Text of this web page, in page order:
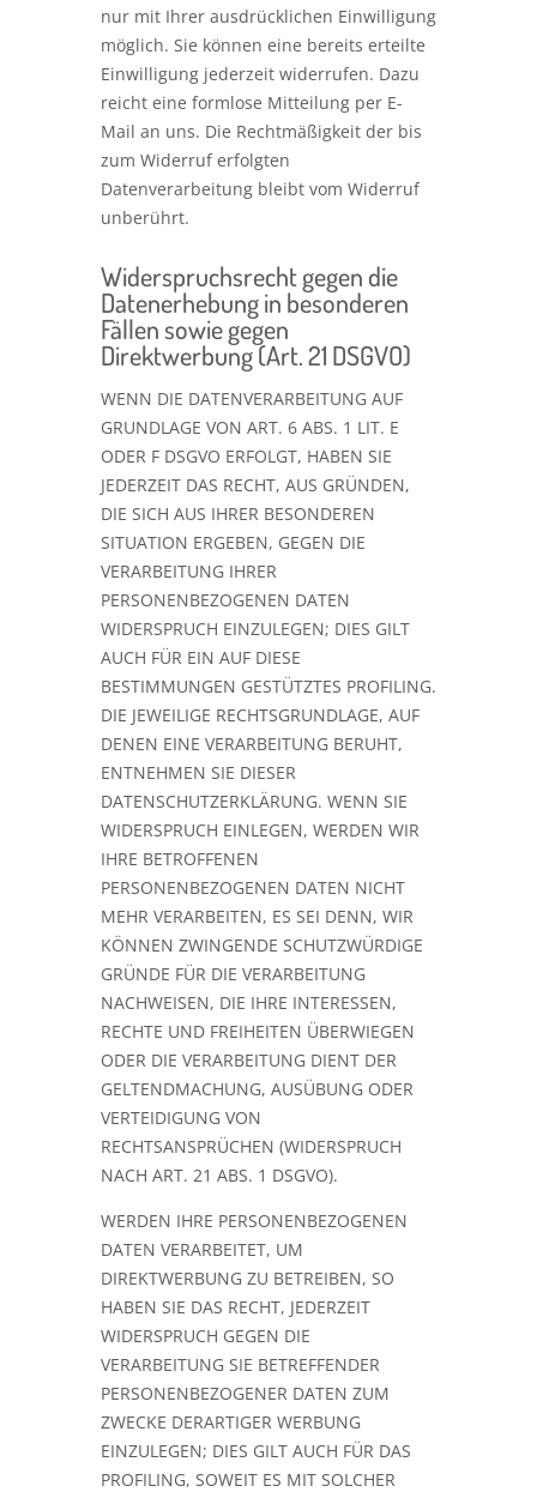
nur mit Ihrer ausdrücklichen Einwilligung
möglich. Sie können eine bereits erteilte
Einwilligung jederzeit widerrufen. Dazu
reicht eine formlose Mitteilung per E-
Mail an uns. Die Rechtmäßigkeit der bis
zum Widerruf erfolgten
Datenverarbeitung bleibt vom Widerruf
unberührt.
Widerspruchsrecht gegen die
Datenerhebung in besonderen
Fällen sowie gegen
Direktwerbung (Art. 21 DSGVO)
WENN DIE DATENVERARBEITUNG AUF
GRUNDLAGE VON ART. 6 ABS. 1 LIT. E
ODER F DSGVO ERFOLGT, HABEN SIE
JEDERZEIT DAS RECHT, AUS GRÜNDEN,
DIE SICH AUS IHRER BESONDEREN
SITUATION ERGEBEN, GEGEN DIE
VERARBEITUNG IHRER
PERSONENBEZOGENEN DATEN
WIDERSPRUCH EINZULEGEN; DIES GILT
AUCH FÜR EIN AUF DIESE
BESTIMMUNGEN GESTÜTZTES PROFILING.
DIE JEWEILIGE RECHTSGRUNDLAGE, AUF
DENEN EINE VERARBEITUNG BERUHT,
ENTNEHMEN SIE DIESER
DATENSCHUTZERKLÄRUNG. WENN SIE
WIDERSPRUCH EINLEGEN, WERDEN WIR
IHRE BETROFFENEN
PERSONENBEZOGENEN DATEN NICHT
MEHR VERARBEITEN, ES SEI DENN, WIR
KÖNNEN ZWINGENDE SCHUTZWÜRDIGE
GRÜNDE FÜR DIE VERARBEITUNG
NACHWEISEN, DIE IHRE INTERESSEN,
RECHTE UND FREIHEITEN ÜBERWIEGEN
ODER DIE VERARBEITUNG DIENT DER
GELTENDMACHUNG, AUSÜBUNG ODER
VERTEIDIGUNG VON
RECHTSANSPRÜCHEN (WIDERSPRUCH
NACH ART. 21 ABS. 1 DSGVO).
WERDEN IHRE PERSONENBEZOGENEN
DATEN VERARBEITET, UM
DIREKTWERBUNG ZU BETREIBEN, SO
HABEN SIE DAS RECHT, JEDERZEIT
WIDERSPRUCH GEGEN DIE
VERARBEITUNG SIE BETREFFENDER
PERSONENBEZOGENER DATEN ZUM
ZWECKE DERARTIGER WERBUNG
EINZULEGEN; DIES GILT AUCH FÜR DAS
PROFILING, SOWEIT ES MIT SOLCHER